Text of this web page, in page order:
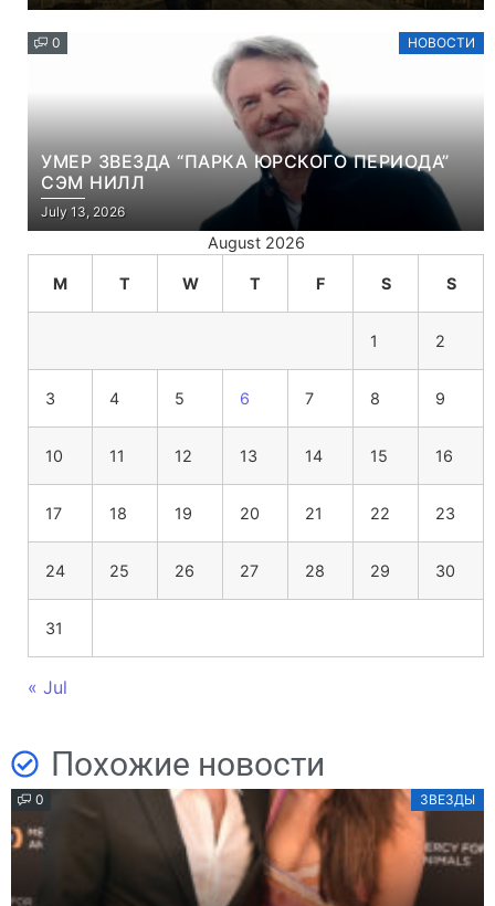
0 НОВОСТИ
УМЕР ЗВЕЗДА “ПАРКА ЮРСКОГО ПЕРИОДА”
СЭМ НИЛЛ
July 13, 2026
August 2026
M T W T F S S
1 2
3 4 5 6 7 8 9
10 11 12 13 14 15 16
17 18 19 20 21 22 23
24 25 26 27 28 29 30
31
« Jul
Похожие новости
0 ЗВЕЗДЫ